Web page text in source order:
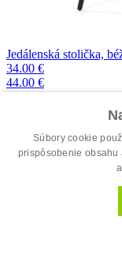
Jedálenská stolička,
34.00 €
44.00 €
Súbory cookie
prispôsobenie obsahu